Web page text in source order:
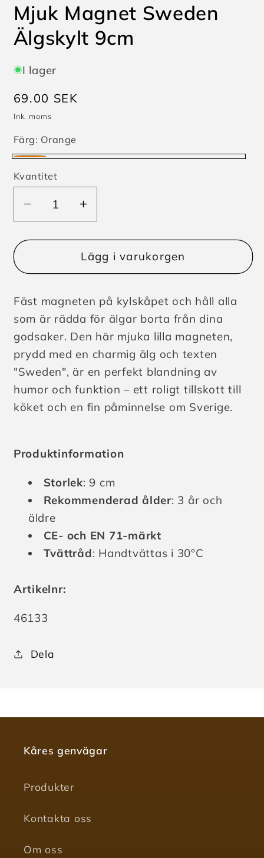
Mjuk Magnet Sweden
Älgskylt 9cm
I lager
Ordinarie
pris
69.00 SEK
Ink. moms
Färg: Orange
Kvantitet
Minska
kvantitet
för
Magnet
Älgskylt
9cm
Öka
kvantitet
för
Mjuk
Magnet
Älgskylt
9cm
Lägg i varukorgen
Fäst magneten på kylskåpet och håll alla
som är rädda för älgar borta från dina
godsaker. Den här mjuka lilla magneten,
prydd med en charmig älg och texten
"Sweden", är en perfekt blandning av
humor och funktion – ett roligt tillskott till
köket och en fin påminnelse om Sverige.
Produktinformation
Storlek: 9 cm
Rekommenderad ålder: 3 år och
äldre
CE- och EN 71-märkt
Tvättråd: Handtvättas i 30°C
Artikelnr:
Lagerhållningsenhet:
46133
Dela
Kåres genvägar
Produkter
Kontakta oss
Om oss